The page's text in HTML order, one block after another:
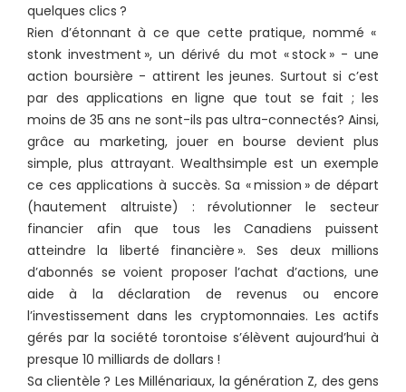
quelques clics ?
Rien d’étonnant à ce que cette pratique, nommé «
stonk investment », un dérivé du mot « stock » - une
action boursière - attirent les jeunes. Surtout si c’est
par des applications en ligne que tout se fait ; les
moins de 35 ans ne sont-ils pas ultra-connectés? Ainsi,
grâce au marketing, jouer en bourse devient plus
simple, plus attrayant. Wealthsimple est un exemple
ce ces applications à succès. Sa « mission » de départ
(hautement altruiste) : révolutionner le secteur
financier afin que tous les Canadiens puissent
atteindre la liberté financière ». Ses deux millions
d’abonnés se voient proposer l’achat d’actions, une
aide à la déclaration de revenus ou encore
l’investissement dans les cryptomonnaies. Les actifs
gérés par la société torontoise s’élèvent aujourd’hui à
presque 10 milliards de dollars !
Sa clientèle ? Les Millénariaux, la génération Z, des gens